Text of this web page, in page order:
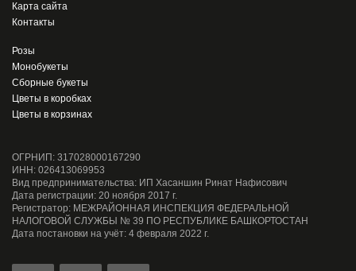
Карта сайта
Контакты
Розы
Монобукеты
Сборные букеты
Цветы в коробках
Цветы в корзинах
ОГРНИП: 317028000167290
ИНН: 026413069953
Вид предпринимательства: ИП Хасаншин Ринат Нафисович
Дата регистрации: 20 ноября 2017 г.
Регистратор: МЕЖРАЙОННАЯ ИНСПЕКЦИЯ ФЕДЕРАЛЬНОЙ
НАЛОГОВОЙ СЛУЖБЫ № 39 ПО РЕСПУБЛИКЕ БАШКОРТОСТАН
Дата постановки на учёт: 4 февраля 2022 г.